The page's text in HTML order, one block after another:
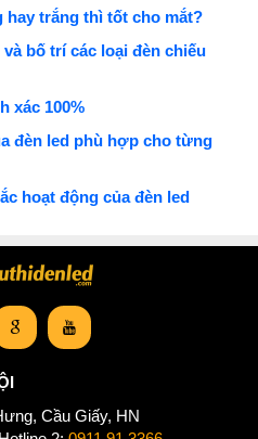
hay trắng thì tốt cho mắt?
bố trí các loại đèn chiếu
xác 100%
đèn led phù hợp cho từng
hoạt động của đèn led
Cầu Giấy, HN